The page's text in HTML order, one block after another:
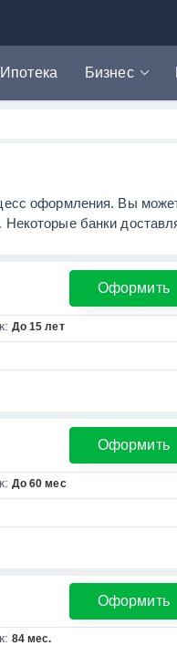
Ипотека Бизнес
оформления. Вы
банки
Оформить
До 15 лет
Оформить
До 60 мес
Оформить
84 мес.